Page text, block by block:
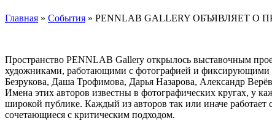
Главная » События » PENNLAB GALLERY ОБЪЯВЛЯЕТ
Пространство PENNLAB Gallery открылось выставочным
художниками, работающими с фотографией и фиксирующими
Безрукова, Даша Трофимова, Дарья Назарова, Александр
Имена этих авторов известны в фотографических кругах, у
широкой публике. Каждый из авторов так или иначе
сочетающиеся с критическим подходом.